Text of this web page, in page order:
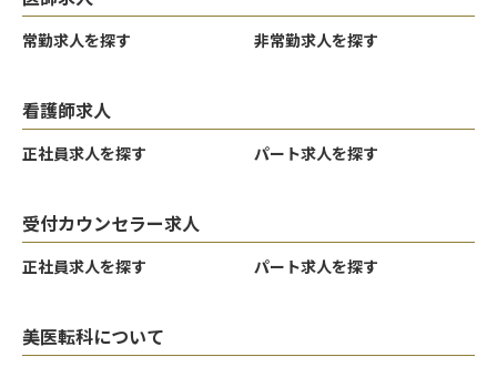
常勤求人を探す 非常勤求人を探す
看護師求人
正社員求人を探す パート求人を探す
受付カウンセラー求人
正社員求人を探す パート求人を探す
美医転科について